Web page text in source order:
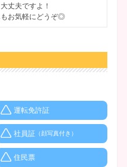
丈夫ですよ！
お気軽にどうぞ◎
運転免許証
社員証 （顔写真付き）
住民票